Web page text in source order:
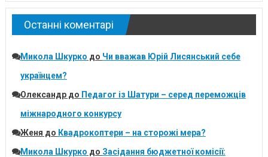
Останні коментарі
Микола Шкурко до Чи вважав Юрій Лисянський себе
українцем?
Олександрдо Педагог із Шатури – серед переможців
міжнародного конкурсу
Женя до Квадрокоптери – на сторожі мера?
Микола Шкурко до Засідання бюджетної комісії: